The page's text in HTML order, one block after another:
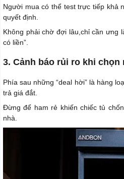
Người mua có thể test trực tiếp khả
quyết định.
Không phải chờ đợi lâu,chỉ cần ưng
có liền”.
3. Cảnh báo rủi ro khi chọn
Phía sau những “deal hời” là hàng
trả giá đắt.
Đừng để ham rẻ khiến chiếc tủ
nhà.